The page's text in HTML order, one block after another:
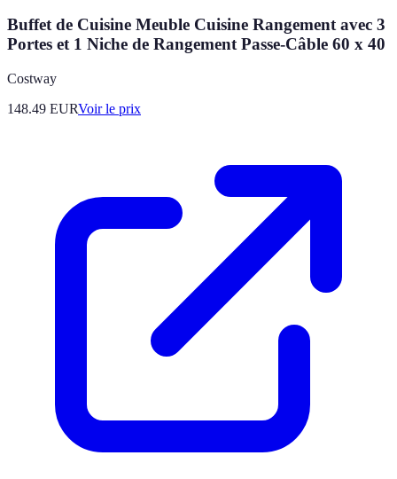
Buffet de Cuisine Meuble Cuisine Rangement avec 3
Portes et 1 Niche de Rangement Passe-Câble 60 x 40
Costway
148.49 EURVoir le prix